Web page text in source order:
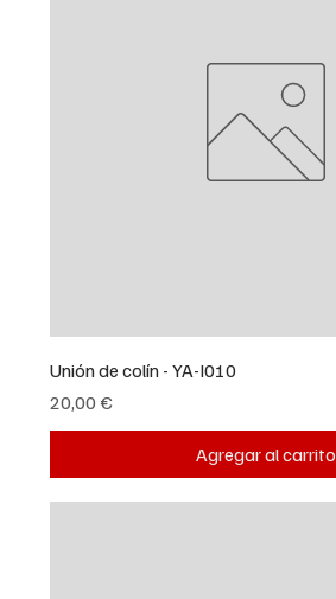
Unión de colín - YA-I010
Precio
20,00 €
Agregar al carrito